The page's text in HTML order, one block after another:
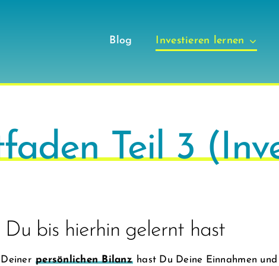
Blog Investieren lernen
Teil 3
Du bis hierhin gelernt hast
persönlichen Bilanz hast Du Deine Einnahmen